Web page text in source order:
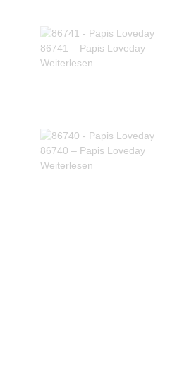
86741 – Papis Loveday
Weiterlesen
86740 – Papis Loveday
Weiterlesen